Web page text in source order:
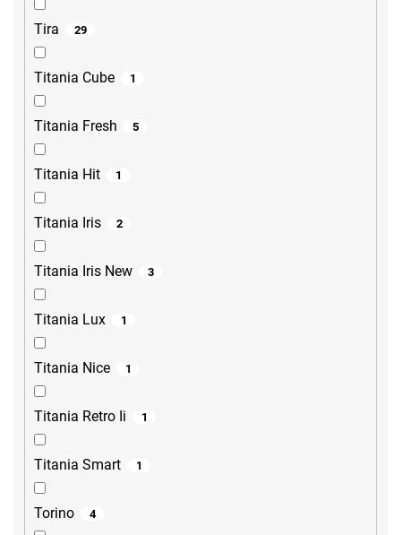
Tira 29
Titania Cube 1
Titania Fresh 5
Titania Hit 1
Titania Iris 2
Titania Iris New 3
Titania Lux 1
Titania Nice 1
Titania Retro Ii 1
Titania Smart 1
Torino 4